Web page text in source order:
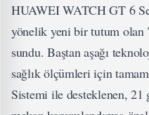
HUAWEI WATCH GT 6
yönelik yeni bir tutum olan
sundu. Baştan aşağı
sağlık ölçümleri için
Sistemi ile desteklenen, 21